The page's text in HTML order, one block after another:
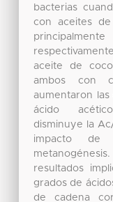
bacterias
con aceites
aceite de
ambos con
aumentaron
ácido
disminuye la
impacto de
resultados
grados de
de cadena